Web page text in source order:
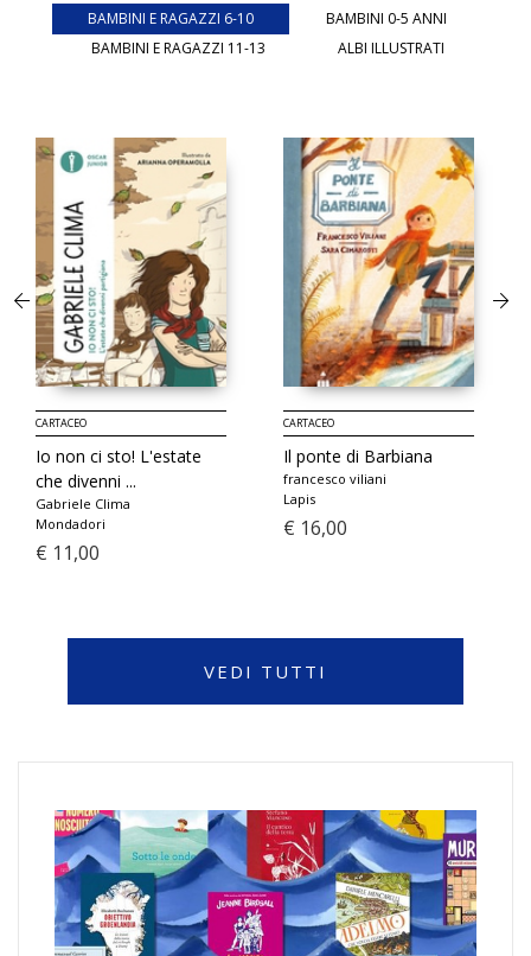
BAMBINI E RAGAZZI 6-10
BAMBINI 0-5 ANNI
BAMBINI E RAGAZZI 11-13
ALBI ILLUSTRATI
CARTACEO
Io non ci sto! L'estate
che divenni ...
Gabriele Clima
Mondadori
€ 11,00
CARTACEO
Il ponte di Barbiana
francesco viliani
Lapis
€ 16,00
VEDI TUTTI